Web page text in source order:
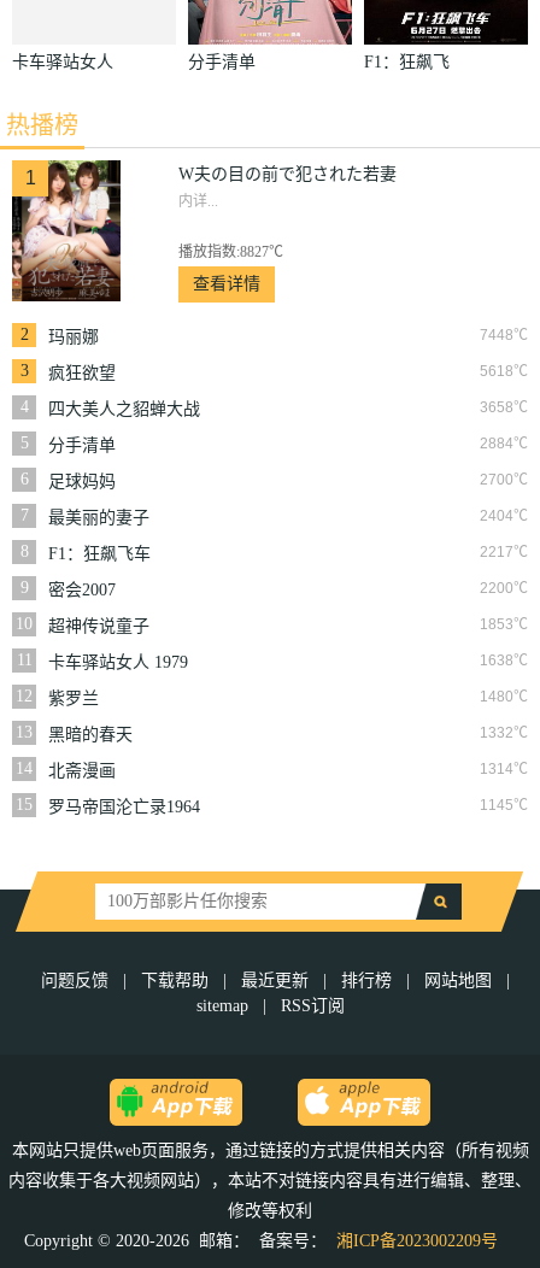
卡车驿站女人
分手清单
F1：狂飙飞
热播榜
1 W夫の目の前で犯された若妻
内详...
播放指数:8827℃
查看详情
2 7448℃
玛丽娜
3
5618℃
疯狂欲望
4
3658℃
四大美人之貂蝉大战
丧尸
5 2884℃
分手清单
6
2700℃
足球妈妈
7
2404℃
最美丽的妻子
8
2217℃
F1：狂飙飞车
9
2200℃
密会2007
10
1853℃
超神传说童子
11
1638℃
卡车驿站女人 1979
12
1480℃
紫罗兰
13
1332℃
黑暗的春天
14
1314℃
北斋漫画
15
1145℃
罗马帝国沦亡录1964
问题反馈 下载帮助 最近更新 排行榜 网站地图
sitemap
RSS订阅
本网站只提供web页面服务，通过链接的方式提供相关内容（所有视频
内容收集于各大视频网站），本站不对链接内容具有进行编辑、整理、
修改等权利
Copyright © 2020-2026 邮箱：
备案号： 湘ICP备2023002209号